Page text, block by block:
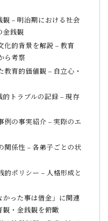
– 明治期における社会
金銭観
化的背景を解説 – 教育
ら考察
育的価値観 – 自立心・
トラブルの記録 – 現存
例の事実紹介 – 実際のエ
関係性 – 各弟子ごとの状
的ポリシー – 人格形成と
かった事は借金」に関連
観・金銭観を俯瞰